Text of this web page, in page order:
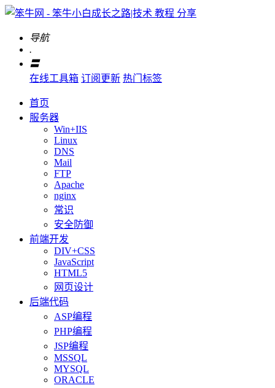
导航
.
〓
在线工具箱 订阅更新 热门标签
首页
服务器
Win+IIS
Linux
DNS
Mail
FTP
Apache
nginx
常识
安全防御
前端开发
DIV+CSS
JavaScript
HTML5
网页设计
后端代码
ASP编程
PHP编程
JSP编程
MSSQL
MYSQL
ORACLE